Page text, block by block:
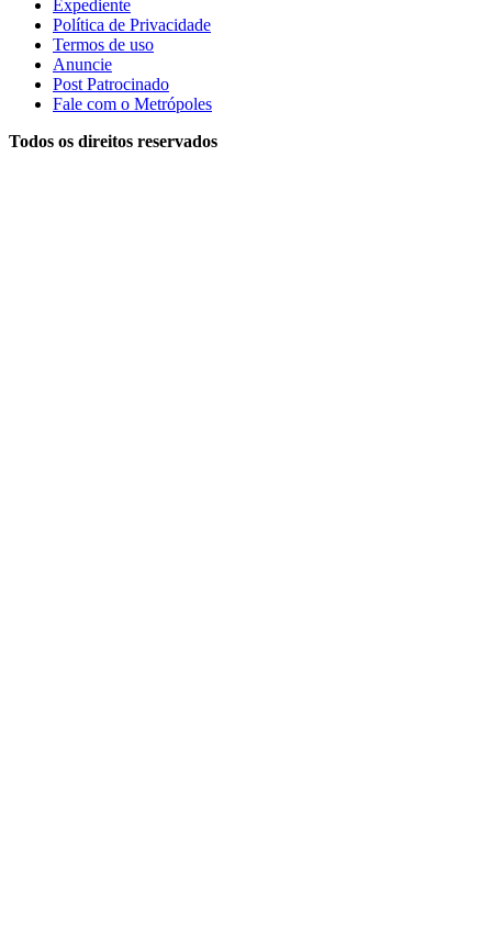
Expediente
Política de Privacidade
Termos de uso
Anuncie
Post Patrocinado
Fale com o Metrópoles
Todos os direitos reservados